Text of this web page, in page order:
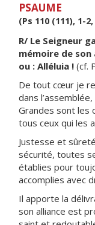
PSAUME
(Ps 110 (111), 1-
R/ Le Seigneur
mémoire de son
ou : Alléluia ! (cf.
De tout cœur je
dans
Grandes sont les
tous ceux qui les
Justesse et
sécurité, toutes
établies pour
accomplies avec
Il apporte la
son alliance est